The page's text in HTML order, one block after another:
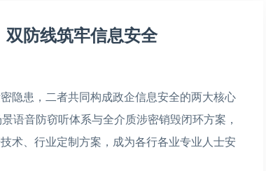
防线筑牢信息安全
隐患，二者共同构成政企信息安全的两大核心
语音防窃听体系与全介质涉密销毁闭环方案，
术、行业定制方案，成为各行各业专业人士安